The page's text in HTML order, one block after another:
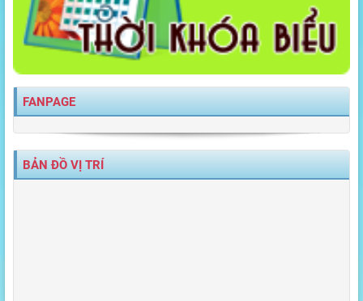
FANPAGE
BẢN ĐỒ VỊ TRÍ